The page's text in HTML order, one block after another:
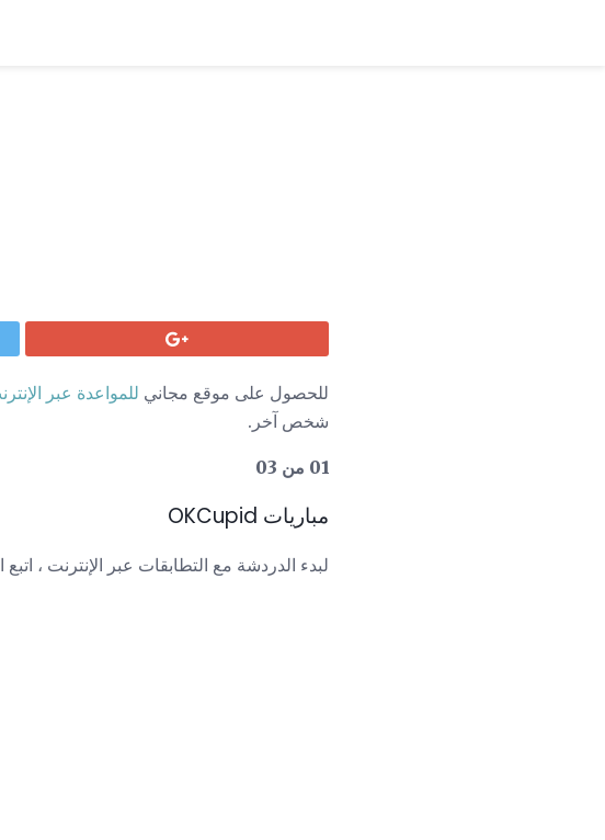
للحصول على موقع مجاني للمواعدة عبر
شخص آخر.
01 من 03
مباريات OKCupid
لبدء الدردشة مع التطابقات عبر الإنترنت ، اتبع